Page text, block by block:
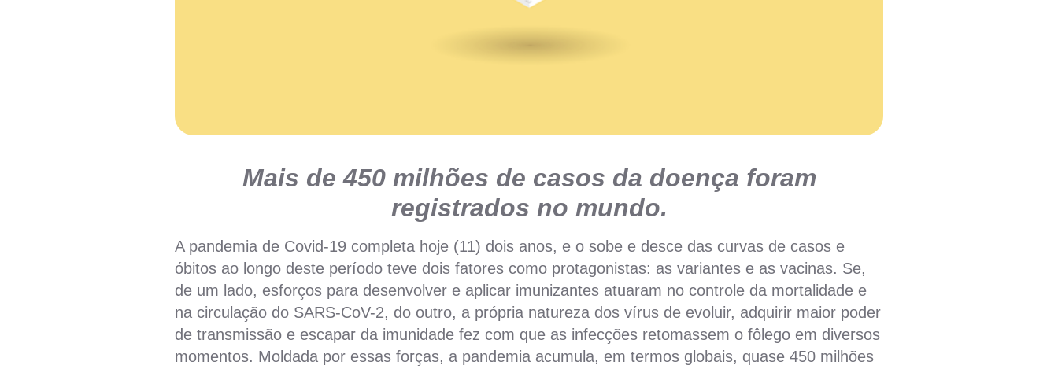
Mais de 450 milhões de casos da doença foram
registrados no mundo.
A pandemia de Covid-19 completa hoje (11) dois anos, e o sobe e desce das curvas de casos e
óbitos ao longo deste período teve dois fatores como protagonistas: as variantes e as vacinas. Se,
de um lado, esforços para desenvolver e aplicar imunizantes atuaram no controle da mortalidade e
na circulação do SARS-CoV-2, do outro, a própria natureza dos vírus de evoluir, adquirir maior poder
de transmissão e escapar da imunidade fez com que as infecções retomassem o fôlego em diversos
momentos. Moldada por essas forças, a pandemia acumula, em termos globais, quase 450 milhões